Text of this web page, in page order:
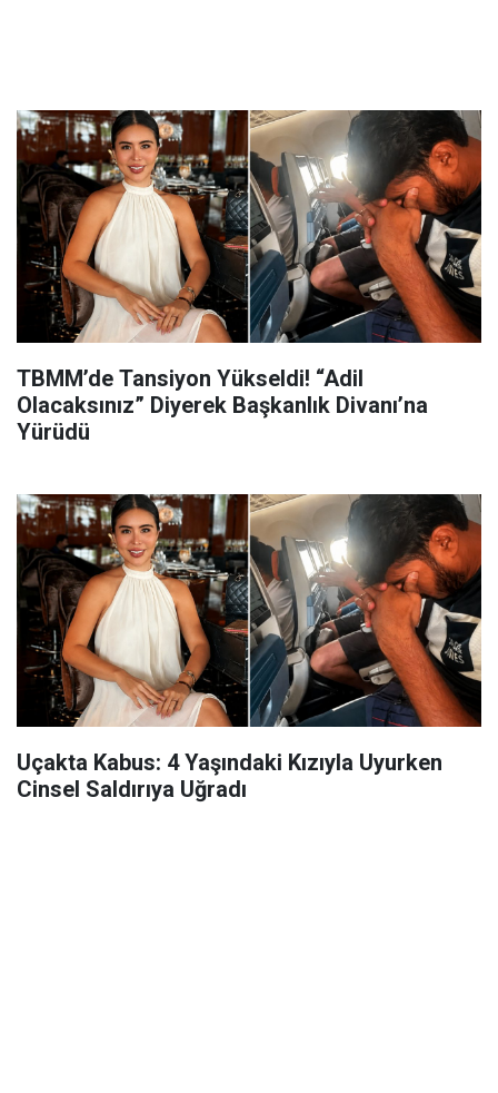
TBMM’de Tansiyon Yükseldi! “Adil
Olacaksınız” Diyerek Başkanlık Divanı’na
Yürüdü
Uçakta Kabus: 4 Yaşındaki Kızıyla Uyurken
Cinsel Saldırıya Uğradı